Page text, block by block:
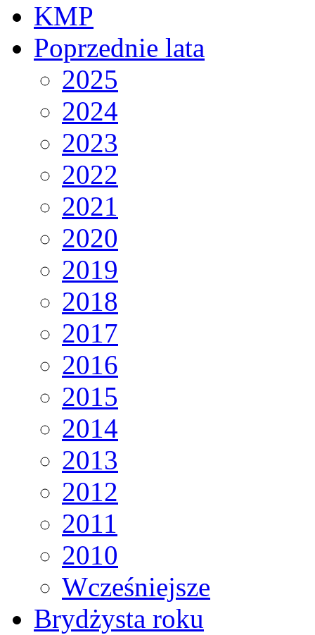
KMP
Poprzednie lata
2025
2024
2023
2022
2021
2020
2019
2018
2017
2016
2015
2014
2013
2012
2011
2010
Wcześniejsze
Brydżysta roku